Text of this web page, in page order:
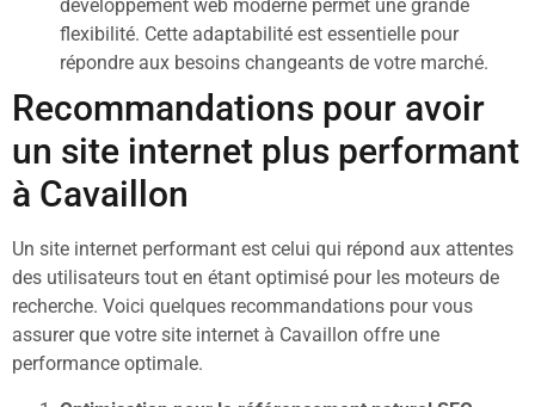
développement web moderne permet une grande
flexibilité. Cette adaptabilité est essentielle pour
répondre aux besoins changeants de votre marché.
Recommandations pour avoir
un site internet plus performant
à Cavaillon
Un site internet performant est celui qui répond aux attentes
des utilisateurs tout en étant optimisé pour les moteurs de
recherche. Voici quelques recommandations pour vous
assurer que votre site internet à Cavaillon offre une
performance optimale.